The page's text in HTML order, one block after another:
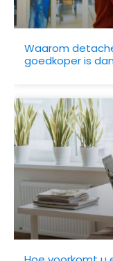
Waarom
goedkoper is